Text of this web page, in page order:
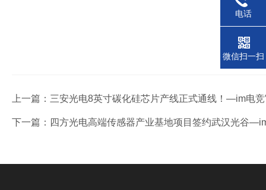
上一篇： 三安光电8英寸碳化硅芯片产线正式通线！—im电
下一篇： 四方光电高端传感器产业基地项目签约武汉光谷
电话
微信扫一扫